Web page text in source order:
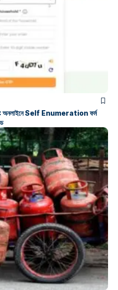
Self Enumeration ফর্ম